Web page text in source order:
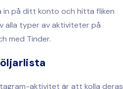
in på ditt konto och hitta fliken
alla typer av aktiviteter på
med Tinder.
aktivitet är att kolla deras